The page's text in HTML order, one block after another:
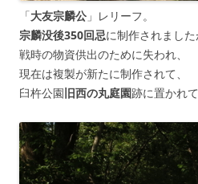
「大友宗麟公 」レリーフ。
宗麟没後350回忌に制作されました
戦時の物資供出のために失われ、
現在は複製が新たに制作されて、
臼杵公園旧西の丸庭園跡に置かれて